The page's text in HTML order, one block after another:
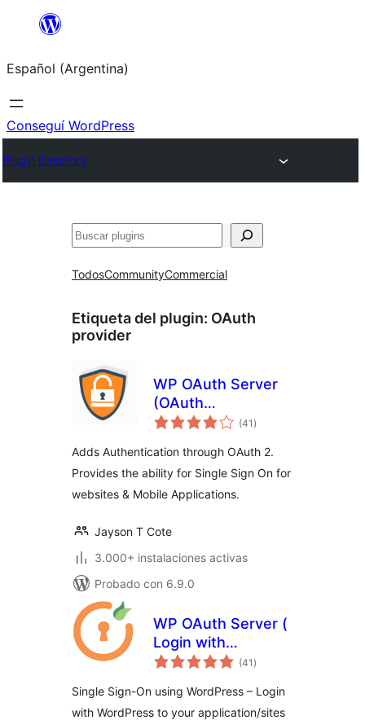
Saltar
contenido
Español (Argentina)
Conseguí WordPress
Plugin Directory
Buscar
TodosCommunityCommercial
Etiqueta del plugin: OAuth
provider
WP OAuth Server
(OAuth
Authentication)
(41 total
de
)
Adds Authentication through OAuth 2.
Provides the ability for Single Sign On for
websites & Mobile Applications.
Jayson T Cote
3.000+ instalaciones activas
Probado con 6.9.0
WP OAuth Server (
Login with
WordPress )(41 total
de
)
Single Sign-On using WordPress – Login
with WordPress to your application/sites